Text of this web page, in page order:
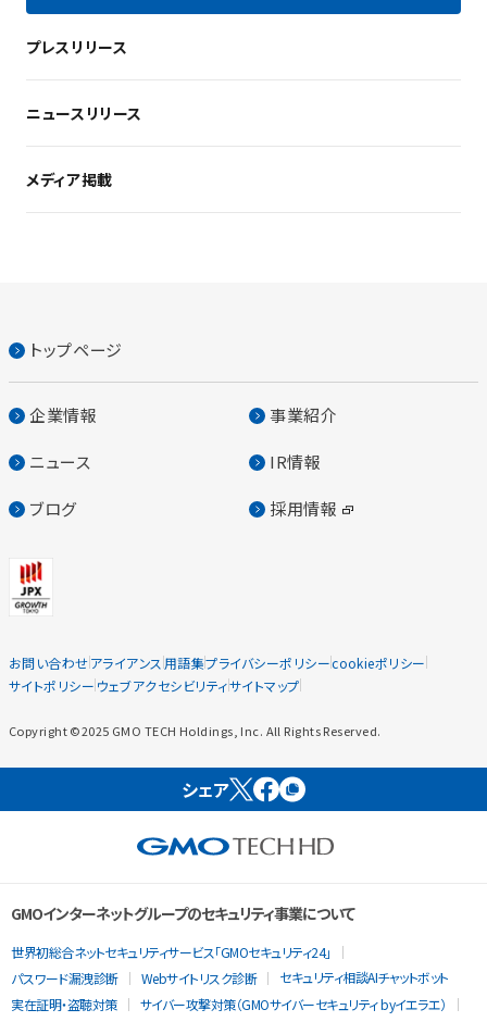
プレスリリース
ニュースリリース
メディア掲載
トップページ
企業情報 事業紹介
ニュース IR情報
ブログ 採用情報
お問い合わせアライアンス 用語集プライバシーポリシーcookieポリシー
サイトポリシー ウェブアクセシビリティサイトマップ
Copyright ©2025 GMO TECH Holdings, Inc. All Rights Reserved.
シェア
GMOインターネットグループのセキュリティ事業について
世界初総合ネットセキュリティサービス「GMOセキュリティ24」
パスワード漏洩診断
Webサイトリスク診断
セキュリティ相談AIチャットボット
実在証明・盗聴対策
サイバー攻撃対策（GMOサイバーセキュリティ byイエラエ）